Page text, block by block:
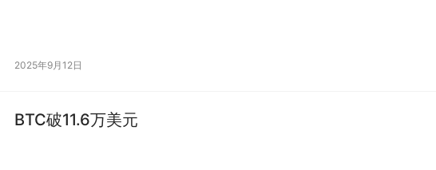
2025年9月12日
BTC破11.6万美元